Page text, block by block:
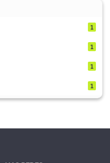
1
1
1
1